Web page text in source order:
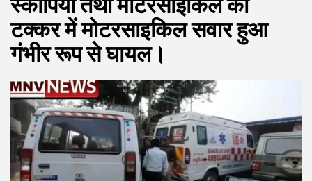
स्कॉर्पियो तथा मोटरसाइकिल की
टक्कर में मोटरसाइकिल सवार हुआ
गंभीर रूप से घायल।